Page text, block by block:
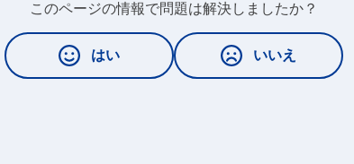
このページの情報で問題は解決しましたか？
はい いいえ